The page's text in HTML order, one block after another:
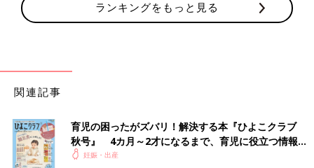
ランキングをもっと見る
関連記事
育児の困ったがズバリ！解決する本『ひよこクラブ
秋号』 4カ月～2才になるまで、育児に役立つ情報が
いっぱい！
妊娠・出産